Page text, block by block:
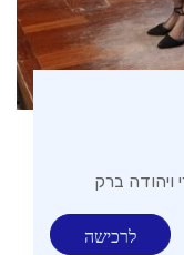
ויהודה ברק
לרכישה